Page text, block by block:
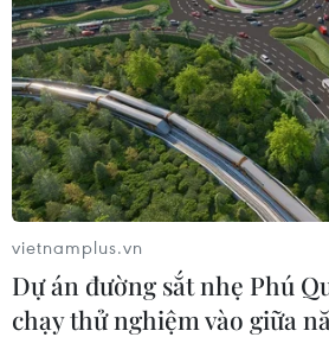
sách đòi trả tự do cho con trai của
Muamma Gaddafi.
vietnamplus.vn
Dự án đường sắt nhẹ Phú
chạy thử nghiệm vào giữa